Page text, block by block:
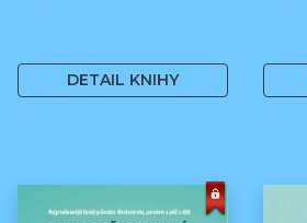
DETAIL KNIHY